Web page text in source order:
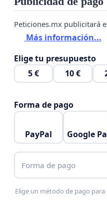
en realidad, tiene una
oculta de control,
mundial.
 Por tal motivo, es
inmediatamente de la
no sea parte de la
Pandemias,ya que eso
tanto perdida de la
un riesgo a la salud de los
mexicanos y
Peticiones.mx publicitará
Más información...
Elige tu presupuesto
5 €
10 €
Forma de pago
PayPal Google
Forma de pago
Elige un método de pago para